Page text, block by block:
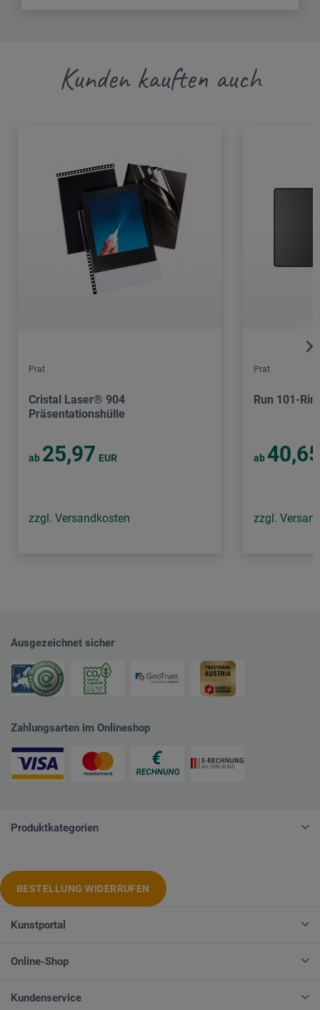
Kunden kauften auch
Prat
Cristal Laser® 904
Präsentationshülle
ab 25,97 EUR
zzgl. Versandkosten
Prat
Run 101-
ab 40,65
zzgl.
Ausgezeichnet sicher
Zahlungsarten im Onlineshop
Produktkategorien
BESTELLUNG WIDERRUFEN
Kunstportal
Online-Shop
Kundenservice